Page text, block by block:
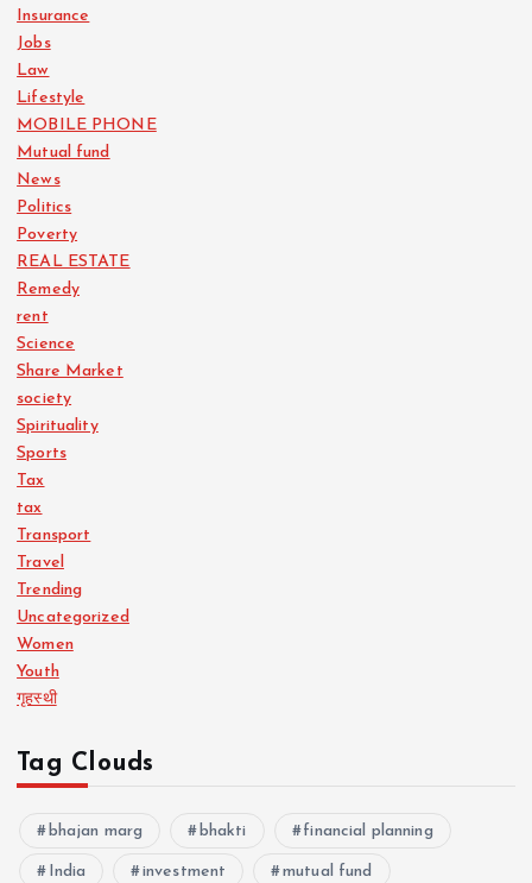
Insurance
Jobs
Law
Lifestyle
MOBILE PHONE
Mutual fund
News
Politics
Poverty
REAL ESTATE
Remedy
rent
Science
Share Market
society
Spirituality
Sports
Tax
tax
Transport
Travel
Trending
Uncategorized
Women
Youth
गृहस्थी
Tag Clouds
bhajan marg bhakti financial planning
India investment mutual fund